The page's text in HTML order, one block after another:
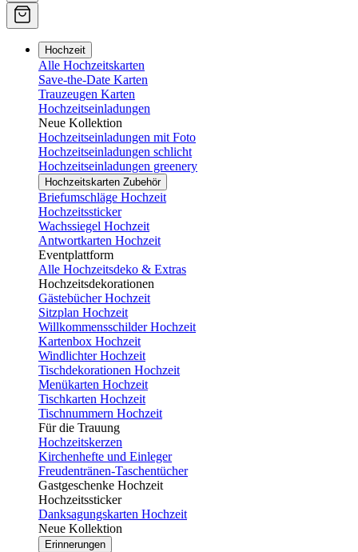
Hochzeit
Alle Hochzeitskarten
Save-the-Date Karten
Trauzeugen Karten
Hochzeitseinladungen
Neue Kollektion
Hochzeitseinladungen mit Foto
Hochzeitseinladungen schlicht
Hochzeitseinladungen greenery
Hochzeitskarten Zubehör
Briefumschläge Hochzeit
Hochzeitssticker
Wachssiegel Hochzeit
Antwortkarten Hochzeit
Eventplattform
Alle Hochzeitsdeko & Extras
Hochzeitsdekorationen
Gästebücher Hochzeit
Sitzplan Hochzeit
Willkommensschilder Hochzeit
Kartenbox Hochzeit
Windlichter Hochzeit
Tischdekorationen Hochzeit
Menükarten Hochzeit
Tischkarten Hochzeit
Tischnummern Hochzeit
Für die Trauung
Hochzeitskerzen
Kirchenhefte und Einleger
Freudentränen-Taschentücher
Gastgeschenke Hochzeit
Hochzeitssticker
Danksagungskarten Hochzeit
Neue Kollektion
Erinnerungen